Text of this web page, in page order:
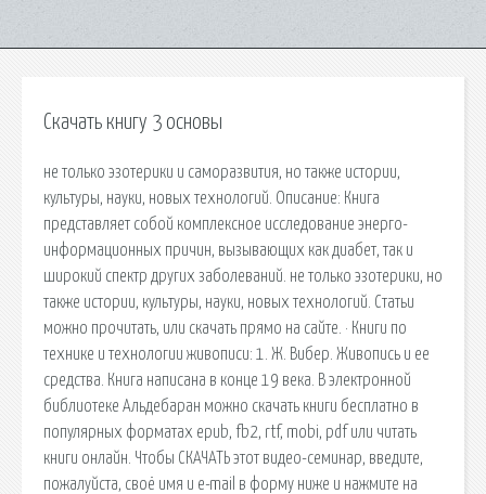
Скачать книгу 3 основы
не только эзотерики и саморазвития, но также истории,
культуры, науки, новых технологий. Описание: Книга
представляет собой комплексное исследование энерго-
информационных причин, вызывающих как диабет, так и
широкий спектр других заболеваний. не только эзотерики, но
также истории, культуры, науки, новых технологий. Статьи
можно прочитать, или скачать прямо на сайте. · Книги по
технике и технологии живописи: 1. Ж. Вибер. Живопись и ее
средства. Книга написана в конце 19 века. В электронной
библиотеке Альдебаран можно скачать книги бесплатно в
популярных форматах epub, fb2, rtf, mobi, pdf или читать
книги онлайн. Чтобы СКАЧАТЬ этот видео-семинар, введите,
пожалуйста, своё имя и e-mail в форму ниже и нажмите на